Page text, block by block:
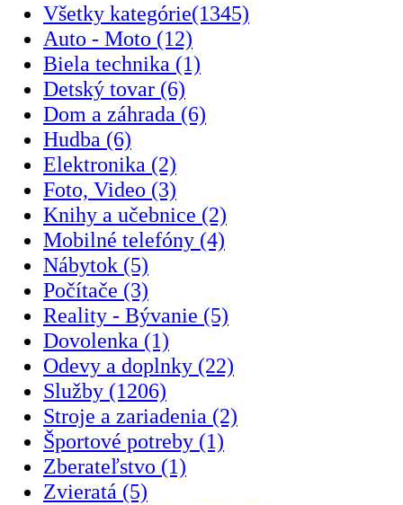
Všetky kategórie(1345)
Auto - Moto (12)
Biela technika (1)
Detský tovar (6)
Dom a záhrada (6)
Hudba (6)
Elektronika (2)
Foto, Video (3)
Knihy a učebnice (2)
Mobilné telefóny (4)
Nábytok (5)
Počítače (3)
Reality - Bývanie (5)
Dovolenka (1)
Odevy a doplnky (22)
Služby (1206)
Stroje a zariadenia (2)
Športové potreby (1)
Zberateľstvo (1)
Zvieratá (5)